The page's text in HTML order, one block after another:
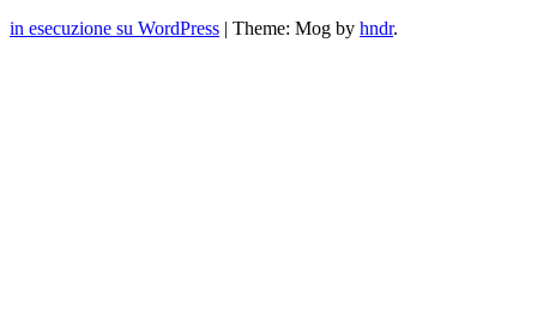
in esecuzione su WordPress | Theme: Mog by hndr.